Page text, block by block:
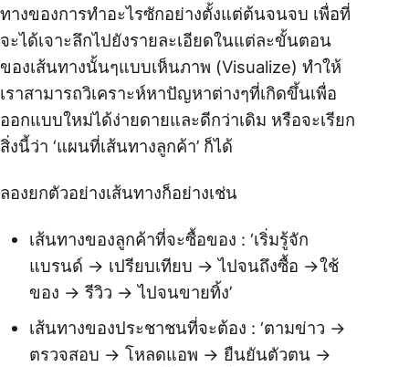
ทางของการทำอะไรซักอย่างตั้งแต่ต้นจนจบ เพื่อที่
จะได้เจาะลึกไปยังรายละเอียดในแต่ละขั้นตอน
ของเส้นทางนั้นๆแบบเห็นภาพ (Visualize) ทำให้
เราสามารถวิเคราะห์หาปัญหาต่างๆที่เกิดขึ้นเพื่อ
ออกแบบใหม่ได้ง่ายดายและดีกว่าเดิม หรือจะเรียก
สิ่งนี้ว่า ‘แผนที่เส้นทางลูกค้า’ ก็ได้
ลองยกตัวอย่างเส้นทางก็อย่างเช่น
เส้นทางของลูกค้าที่จะซื้อของ : ‘เริ่มรู้จัก
แบรนด์ → เปรียบเทียบ → ไปจนถึงซื้อ →ใช้
ของ → รีวิว → ไปจนขายทิ้ง’
เส้นทางของประชาชนที่จะต้อง : ‘ตามข่าว →
ตรวจสอบ → โหลดแอพ → ยืนยันตัวตน →